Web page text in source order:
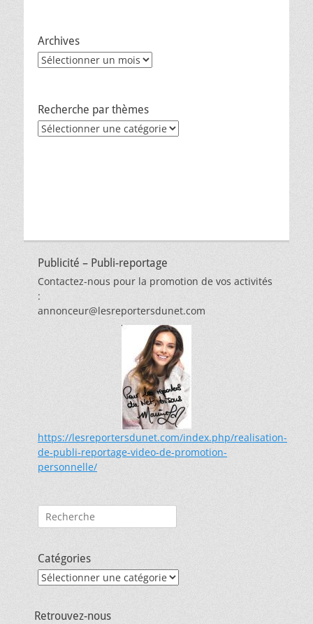
Archives
Archives
Recherche par thèmes
Recherche
Publicité – Publi-reportage
Contactez-nous pour la promotion de vos activités
:
annonceur@lesreportersdunet.com
https://lesreportersdunet.com/index.php/realisation-
de-publi-reportage-video-de-promotion-
personnelle/
Rechercher :
Catégories
Catégories
Retrouvez-nous